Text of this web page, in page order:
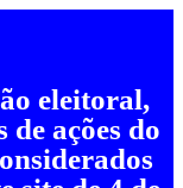
eleitoral,
de ações do